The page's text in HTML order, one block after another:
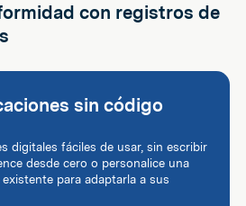
con registros de
sin código
digitales fáciles de usar, sin escribir
desde cero o personalice una
para adaptarla a sus